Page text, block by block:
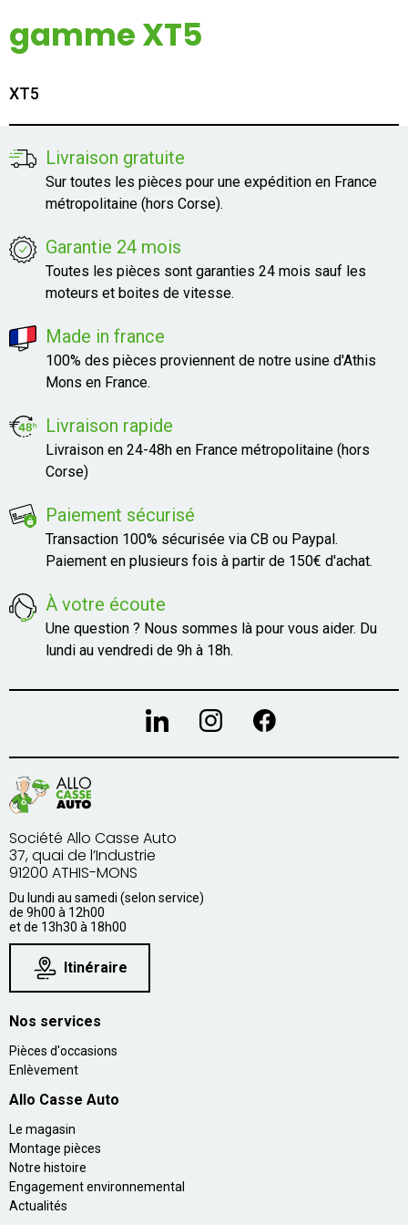
gamme XT5
XT5
Livraison gratuite
Sur toutes les pièces pour une expédition en France
métropolitaine (hors Corse).
Garantie 24 mois
Toutes les pièces sont garanties 24 mois sauf les
moteurs et boites de vitesse.
Made in france
100% des pièces proviennent de notre usine d'Athis
Mons en France.
Livraison rapide
Livraison en 24-48h en France métropolitaine (hors
Corse)
Paiement sécurisé
Transaction 100% sécurisée via CB ou Paypal.
Paiement en plusieurs fois à partir de 150€ d'achat.
À votre écoute
Une question ? Nous sommes là pour vous aider. Du
lundi au vendredi de 9h à 18h.
Société Allo Casse Auto
37, quai de l’Industrie
91200 ATHIS-MONS
Du lundi au samedi (selon service)
de 9h00 à 12h00
et de 13h30 à 18h00
Itinéraire
Nos services
Pièces d'occasions
Enlèvement
Allo Casse Auto
Le magasin
Montage pièces
Notre histoire
Engagement environnemental
Actualités